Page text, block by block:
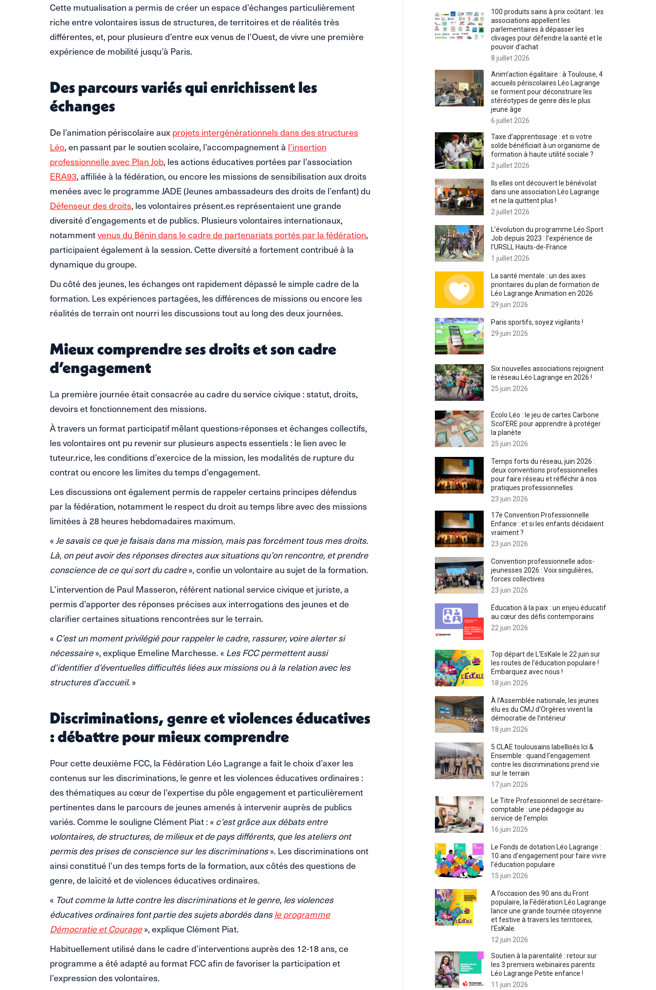
Cette mutualisation a permis de créer un espace d’échanges particulièrement
riche entre volontaires issus de structures, de territoires et de réalités très
différentes, et, pour plusieurs d’entre eux venus de l’Ouest, de vivre une première
expérience de mobilité jusqu’à Paris.
Des parcours variés qui enrichissent les
échanges
De l’animation périscolaire auxprojets intergénérationnels dans des structures
Léo, en passant par le soutien scolaire, l’accompagnement à l’insertion
professionnelle avec Plan Job, les actions éducatives portées par l’association
ERA93, affiliée à la fédération, ou encore les missions de sensibilisation aux droits
menées avec le programme JADE (Jeunes ambassadeurs des droits de l’enfant) du
Défenseur des droits, les volontaires présent.es représentaient une grande
diversité d’engagements et de publics. Plusieurs volontaires internationaux,
notammentvenus du Bénin dans le cadre de partenariats portés par la fédération,
participaient également à la session. Cette diversité a fortement contribué à la
dynamique du groupe.
Du côté des jeunes, les échanges ont rapidement dépassé le simple cadre de la
formation. Les expériences partagées, les différences de missions ou encore les
réalités de terrain ont nourri les discussions tout au long des deux journées.
Mieux comprendre ses droits et son cadre
d’engagement
La première journée était consacrée au cadre du service civique : statut, droits,
devoirs et fonctionnement des missions.
À travers un format participatif mêlant questions-réponses et échanges collectifs,
les volontaires ont pu revenir sur plusieurs aspects essentiels : le lien avec le
tuteur.rice, les conditions d’exercice de la mission, les modalités de rupture du
contrat ou encore les limites du temps d’engagement.
Les discussions ont également permis de rappeler certains principes défendus
par la fédération, notamment le respect du droit au temps libre avec des missions
limitées à 28 heures hebdomadaires maximum.
«Je savais ce que je faisais dans ma mission, mais pas forcément tous mes droits.
Là, on peut avoir des réponses directes aux situations qu’on rencontre, et prendre
conscience de ce qui sort du cadre», confie un volontaire au sujet de la formation.
L’intervention de Paul Masseron, référent national service civique et juriste, a
permis d’apporter des réponses précises aux interrogations des jeunes et de
clarifier certaines situations rencontrées sur le terrain.
« C’est un moment privilégié pour rappeler le cadre, rassurer, voire alerter si
nécessaire», explique Emeline Marchesse. «Les FCC permettent aussi
d’identifier d’éventuelles difficultés liées aux missions ou à la relation avec les
structures d’accueil. »
Discriminations, genre et violences éducatives
: débattre pour mieux comprendre
Pour cette deuxième FCC, la Fédération Léo Lagrange a fait le choix d’axer les
contenus sur les discriminations, le genre et les violences éducatives ordinaires :
des thématiques au cœur de l’expertise du pôle engagement et particulièrement
pertinentes dans le parcours de jeunes amenés à intervenir auprès de publics
variés. Comme le souligne Clément Piat : «c’est grâce aux débats entre
volontaires, de structures, de milieux et de pays différents, que les ateliers ont
permis des prises de conscience sur les discriminations». Les discriminations ont
ainsi constitué l’un des temps forts de la formation, aux côtés des questions de
genre, de laïcité et de violences éducatives ordinaires.
« Tout comme la lutte contre les discriminations et le genre, les violences
éducatives ordinaires font partie des sujets abordés dansle programme
Démocratie et Courage», explique Clément Piat.
Habituellement utilisé dans le cadre d’interventions auprès des 12-18 ans, ce
programme a été adapté au format FCC afin de favoriser la participation et
l’expression des volontaires.
100 produits sains à prix coûtant : les
associations appellent les
parlementaires à dépasser les
clivages pour défendre la santé et le
pouvoir d’achat
8 juillet 2026
Anim’action égalitaire : à Toulouse, 4
accueils périscolaires Léo Lagrange
se forment pour déconstruire les
stéréotypes de genre dès le plus
jeune âge
6 juillet 2026
Taxe d’apprentissage : et si votre
solde bénéficiait à un organisme de
formation à haute utilité sociale ?
2 juillet 2026
Ils·elles ont découvert le bénévolat
dans une association Léo Lagrange
et ne la quittent plus !
2 juillet 2026
L’évolution du programme Léo Sport
Job depuis 2023 : l’expérience de
l’URSLL Hauts-de-France
1 juillet 2026
La santé mentale : un des axes
prioritaires du plan de formation de
Léo Lagrange Animation en 2026
29 juin 2026
Paris sportifs, soyez vigilants !
29 juin 2026
Six nouvelles associations rejoignent
le réseau Léo Lagrange en 2026 !
25 juin 2026
Écolo Léo : le jeu de cartes Carbone
Scol’ERE pour apprendre à protéger
la planète
25 juin 2026
Temps forts du réseau, juin 2026 :
deux conventions professionnelles
pour faire réseau et réfléchir à nos
pratiques professionnelles
23 juin 2026
17e Convention Professionnelle
Enfance : et si les enfants décidaient
vraiment ?
23 juin 2026
Convention professionnelle ados-
jeunesses 2026 : Voix singulières,
forces collectives
23 juin 2026
Éducation à la paix : un enjeu éducatif
au cœur des défis contemporains
22 juin 2026
Top départ de L’EsKale le 22 juin sur
les routes de l’éducation populaire !
Embarquez avec nous !
18 juin 2026
À l’Assemblée nationale, les jeunes
élu·es du CMJ d’Orgères vivent la
démocratie de l’intérieur
18 juin 2026
5 CLAE toulousains labellisés Ici &
Ensemble : quand l’engagement
contre les discriminations prend vie
sur le terrain
17 juin 2026
Le Titre Professionnel de secrétaire-
comptable : une pédagogie au
service de l’emploi
16 juin 2026
Le Fonds de dotation Léo Lagrange :
10 ans d’engagement pour faire vivre
l’éducation populaire
15 juin 2026
A l’occasion des 90 ans du Front
populaire, la Fédération Léo Lagrange
lance une grande tournée citoyenne
et festive à travers les territoires,
l’EsKale.
12 juin 2026
Soutien à la parentalité : retour sur
les 3 premiers webinaires parents
Léo Lagrange Petite enfance !
11 juin 2026